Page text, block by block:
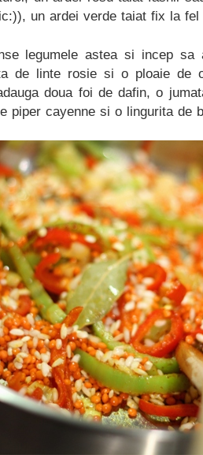
un ardei verde taiat fix la
legumele astea si incep
de linte rosie si o ploaie de
doua foi de dafin, o
piper cayenne si o lingurita de